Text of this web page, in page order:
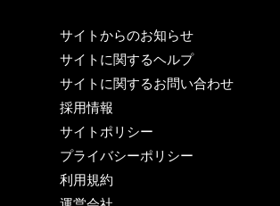
サイトからのお知らせ
サイトに関するヘルプ
サイトに関するお問い合わせ
採用情報
サイトポリシー
プライバシーポリシー
利用規約